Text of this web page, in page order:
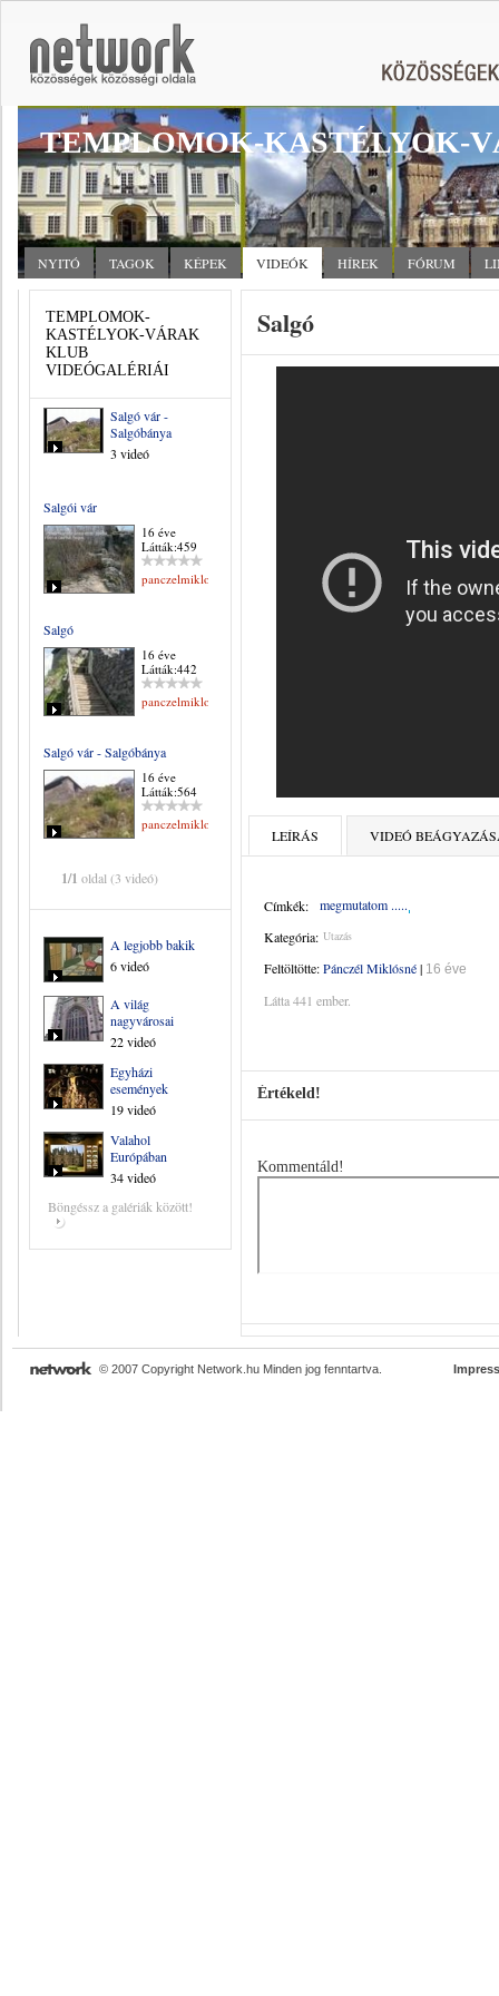
TEMPLOMOK-KASTÉLYOK-
NYITÓ TAGOK KÉPEK VIDEÓK HÍREK FÓRUM
TEMPLOMOK-
KASTÉLYOK-VÁRAK
KLUB
VIDEÓGALÉRIÁI
Salgó vár -
Salgóbánya
3 videó
Salgói vár
16 éve
Látták:459
panczelmiklosne
Salgó
16 éve
Látták:442
panczelmiklosne
Salgó vár - Salgóbánya
16 éve
Látták:564
panczelmiklosne
1/1 oldal (3 videó)
A legjobb bakik
6 videó
A világ
nagyvárosai
22 videó
Egyházi
események
19 videó
Valahol
Európában
34 videó
Böngéssz a galériák között!
Salgó
LEÍRÁS VIDEÓ
Címkék:
megmutatom .....
Kategória: Utazás
Feltöltötte:Pánczél Miklósné| 16 éve
Látta 441 ember.
Értékeld!
Kommentáld!
© 2007 Copyright Network.hu Minden jog fenntartva.